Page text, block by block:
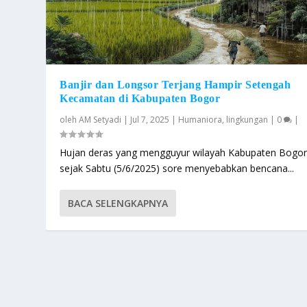
Banjir dan Longsor Terjang Hampir Setengah
Kecamatan di Kabupaten Bogor
olehAM Setyadi | Jul 7, 2025 | Humaniora, lingkungan | 0 |
Hujan deras yang mengguyur wilayah Kabupaten Bogor
sejak Sabtu (5/6/2025) sore menyebabkan bencana...
BACA SELENGKAPNYA